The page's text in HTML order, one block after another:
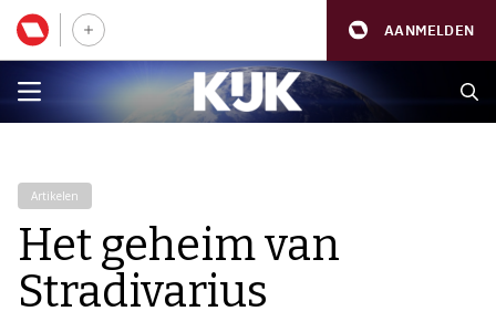
AANMELDEN
Artikelen
Het geheim van
Stradivarius